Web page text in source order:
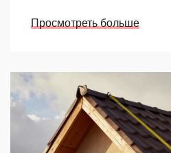
Просмотреть больше